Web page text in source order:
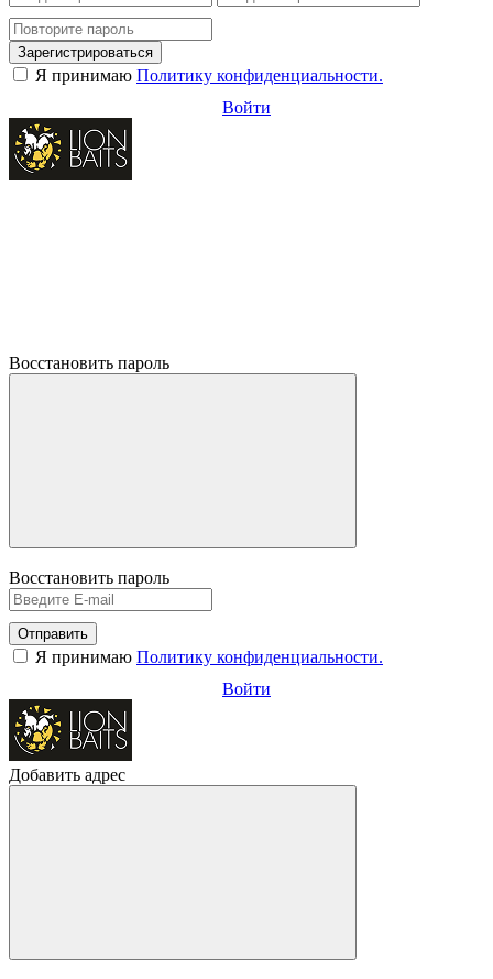
Зарегистрироваться
Я принимаю Политику конфиденциальности.
Войти
Восстановить пароль
Восстановить пароль
Отправить
Я принимаю Политику конфиденциальности.
Войти
Добавить адрес